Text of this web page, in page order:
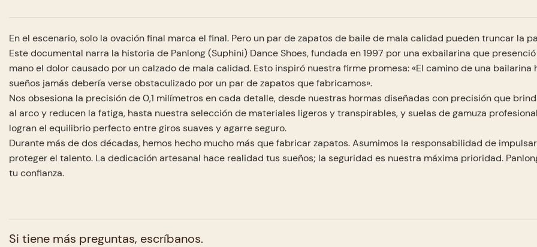
En el escenario, solo la ovación final marca el final. Pero un par de zapatos de baile de mala calidad pueden truncar la
Este documental narra la historia de Panlong (Suphini) Dance Shoes, fundada en 1997 por una exbailarina que
mano el dolor causado por un calzado de mala calidad. Esto inspiró nuestra firme promesa: «El camino de una bailarina
sueños jamás debería verse obstaculizado por un par de zapatos que fabricamos».
Nos obsesiona la precisión de 0,1 milímetros en cada detalle, desde nuestras hormas diseñadas con precisión que
al arco y reducen la fatiga, hasta nuestra selección de materiales ligeros y transpirables, y suelas de gamuza
logran el equilibrio perfecto entre giros suaves y agarre seguro.
Durante más de dos décadas, hemos hecho mucho más que fabricar zapatos. Asumimos la responsabilidad de
proteger el talento. La dedicación artesanal hace realidad tus sueños; la seguridad es nuestra máxima prioridad.
tu confianza.
Si tiene más preguntas, escríbanos.